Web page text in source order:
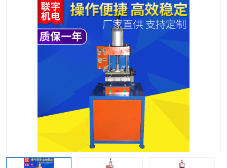
高频压花压标机 自动超声波打片成型机
泡壳包装封口机